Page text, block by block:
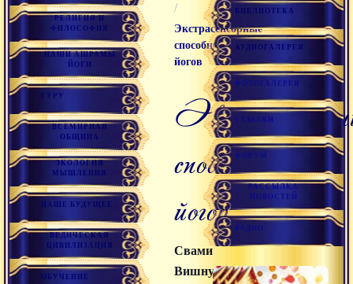
РЕЛИГИЯ И
ФИЛОСОФИЯ
НАШИ АШРАМЫ
ЙОГИ
ГУРУ
ВСЕМИРНАЯ
ОБЩИНА
ЭКОЛОГИЯ
МЫШЛЕНИЯ
НАШЕ БУДУЩЕЕ
ВЕДИЧЕСКАЯ
ЦИВИЛИЗАЦИЯ
ОБУЧЕНИЕ
/
Экстрасенсорные
способности
йогов
Экстрасенсорные
способности
йогов
Свами
Вишнудевананда
БИБЛИОТЕКА
АУДИОГАЛЕРЕЯ
ФОТОГАЛЕРЕЯ
ССЫЛКИ
ФОРУМ
РАССЫЛКА
НОВОСТЕЙ
РАДИО